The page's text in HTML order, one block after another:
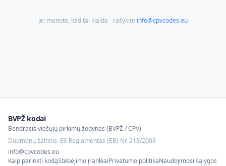
Jei manote, kad tai klaida - rašykite info@cpvcodes.eu
BVPŽ kodai
Bendrasis viešųjų pirkimų žodynas (BVPŽ / CPV)
Duomenų šaltinis: ES Reglamentas (EB) Nr. 213/2008
info@cpvcodes.eu
Kaip parinkti kodąStebėjimo įrankiaiPrivatumo politikaNaudojimosi sąlygos